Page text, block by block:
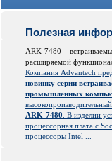
Полезная
ARK-7480 –
расширяемой
Компания Advantech
новинку серии
промышленных
ARK-7480 . В изделии
процессорная плата с
процессоры Intel ...